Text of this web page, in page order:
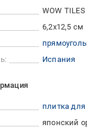
WOW TILES
6,2x12,5 см
Испания
плитка для
японский